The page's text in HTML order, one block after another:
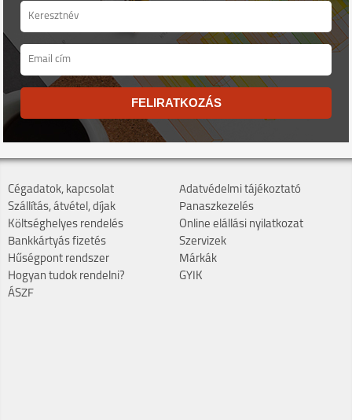
FELIRATKOZÁS
Cégadatok, kapcsolat
Szállítás, átvétel, díjak
Költséghelyes rendelés
Bankkártyás fizetés
Hűségpont rendszer
Hogyan tudok rendelni?
ÁSZF
Adatvédelmi tájékoztató
Panaszkezelés
Online elállási nyilatkozat
Szervizek
Márkák
GYIK